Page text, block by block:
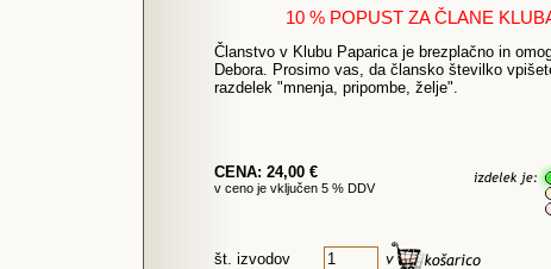
10 % POPUST ZA ČLANE
Članstvo v Klubu Paparica je brezplačno in
Debora. Prosimo vas, da člansko številko
razdelek "mnenja, pripombe, želje".
CENA: 24,00 €
v ceno je vključen 5 % DDV
št. izvodov